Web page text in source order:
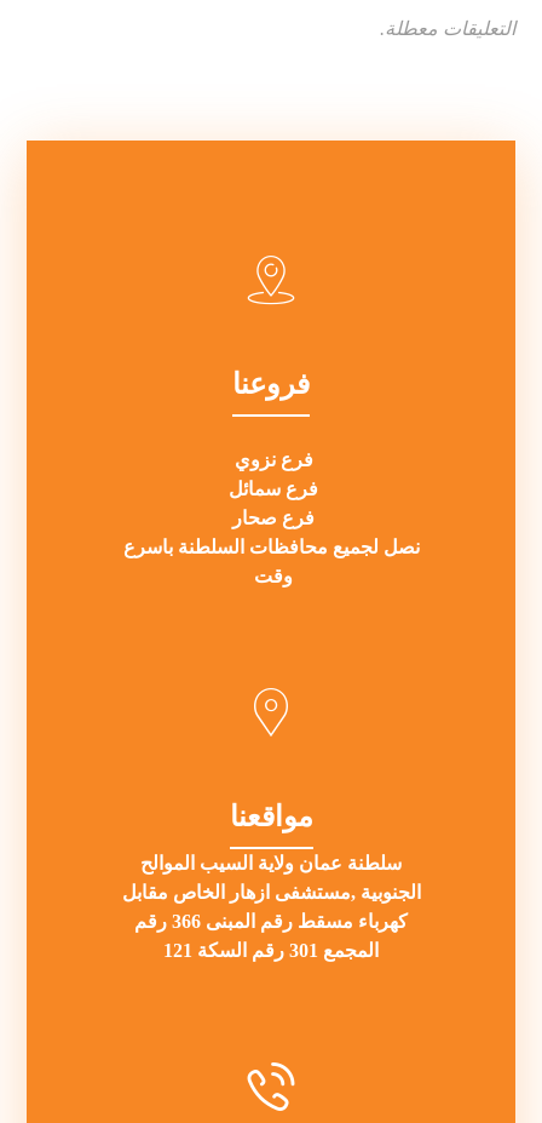
التعليقات معطلة.
فروعنا
فرع نزوي
فرع سمائل
فرع صحار
نصل لجميع محافظات السلطنة باسرع
وقت
مواقعنا
سلطنة عمان ولاية السيب الموالح
الجنوبية ,مستشفى ازهار الخاص مقابل
كهرباء مسقط رقم المبنى 366 رقم
المجمع 301 رقم السكة 121